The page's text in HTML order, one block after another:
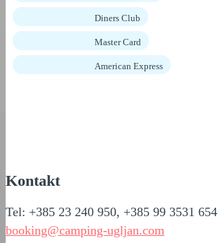
Diners Club
Master Card
American Express
Kontakt
Tel: +385 23 240 950, +385 99 3531 654
booking@camping-ugljan.com